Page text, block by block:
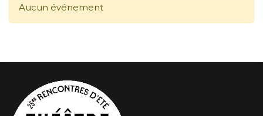
Aucun événement